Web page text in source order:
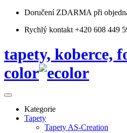
Doručení ZDARMA při
Rychlý kontakt +420 608 449
tapety, koberce,
color
Kategorie
Tapety
Tapety AS-Creation